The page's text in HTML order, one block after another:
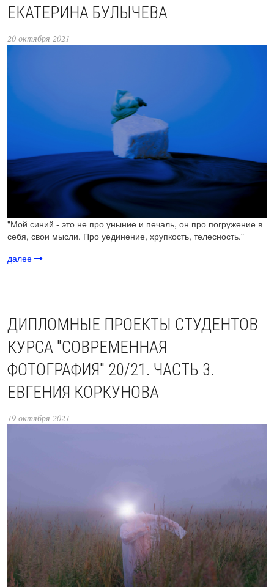
ЕКАТЕРИНА БУЛЫЧЕВА
20 октября 2021
"Мой синий - это не про уныние и печаль, он про погружение в
себя, свои мысли. Про уединение, хрупкость, телесность."
далее
ДИПЛОМНЫЕ ПРОЕКТЫ СТУДЕНТОВ
КУРСА "СОВРЕМЕННАЯ
ФОТОГРАФИЯ" 20/21. ЧАСТЬ 3.
ЕВГЕНИЯ КОРКУНОВА
19 октября 2021